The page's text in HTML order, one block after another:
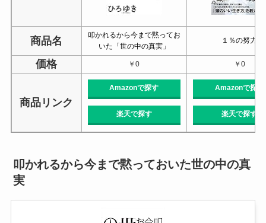
商品名
叩かれるから今まで黙ってお
いた「世の中の真実」
１％の努力
価格 ￥0 ￥0
商品リンク
Amazonで探す
楽天で探す
Amazonで探す
楽天で探す
叩かれるから今まで黙っておいた世の中の真
実